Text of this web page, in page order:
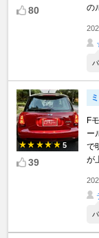
80
の
5
39
F
ー
で
が